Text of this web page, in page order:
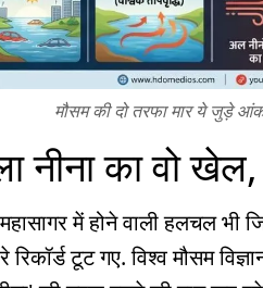
मौसम की दो तरफा मार ये जुड़े
नीना का वो
में होने वाली हलचल
रिकॉर्ड टूट गए. विश्व मौसम